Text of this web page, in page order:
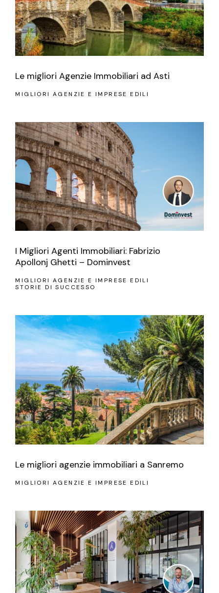
Le migliori Agenzie Immobiliari ad Asti
MIGLIORI AGENZIE E IMPRESE EDILI
I Migliori Agenti Immobiliari: Fabrizio
Apollonj Ghetti – Dominvest
MIGLIORI AGENZIE E IMPRESE EDILI
STORIE DI SUCCESSO
Le migliori agenzie immobiliari a Sanremo
MIGLIORI AGENZIE E IMPRESE EDILI